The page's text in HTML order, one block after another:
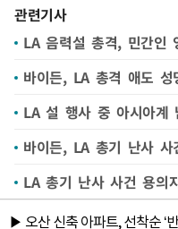
관련기사
LA 음력설 총격, 민간인
바이든, LA 총격 애도
LA 총기 난사 사건 용의